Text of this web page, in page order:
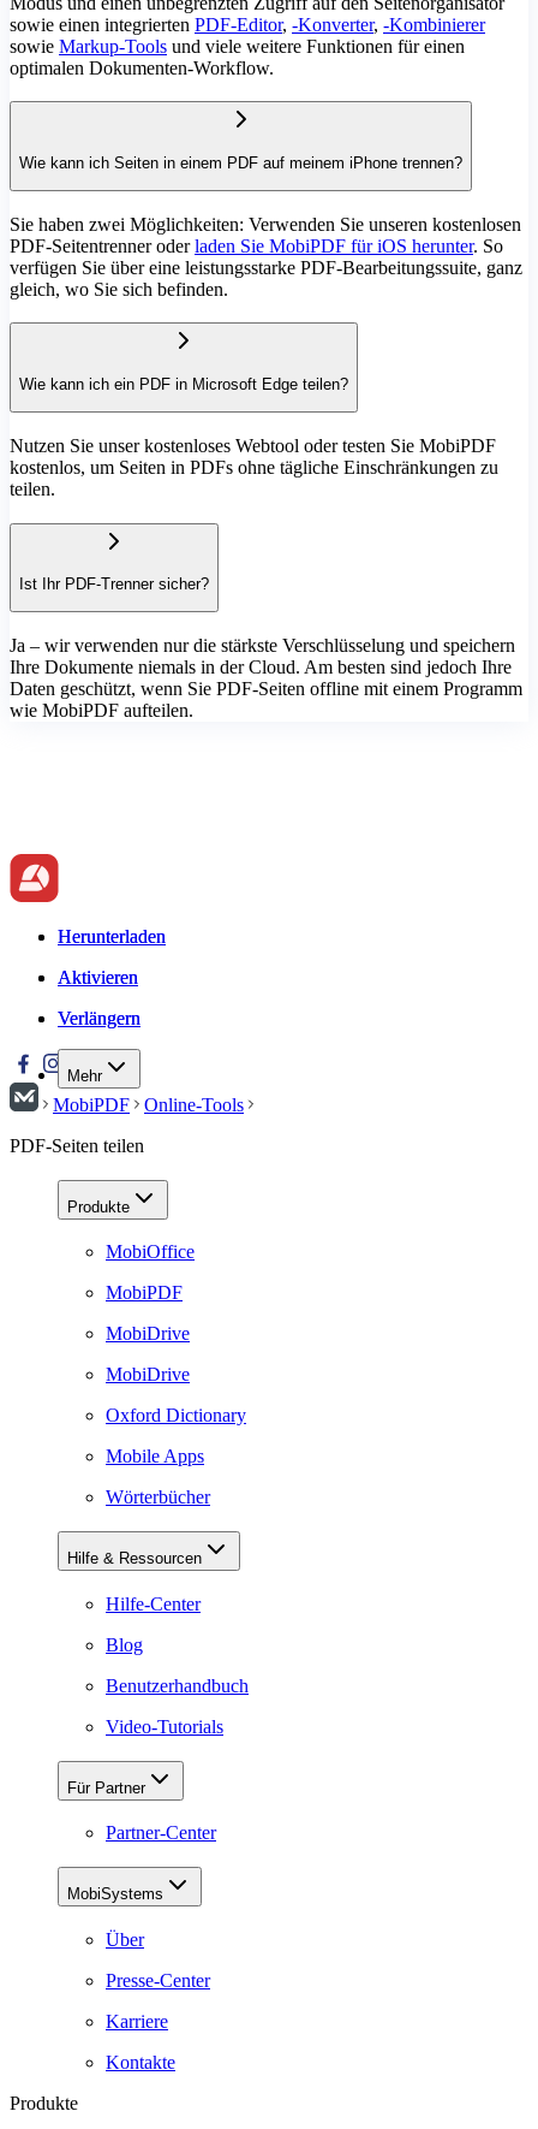
sowie einen integrierten PDF-Editor, -Konverter, -Kombinierer
sowie Markup-Tools und viele weitere Funktionen für einen
optimalen Dokumenten-Workflow.
Wie kann ich Seiten in einem PDF auf meinem iPhone trennen?
Sie haben zwei Möglichkeiten: Verwenden Sie unseren kostenlosen
PDF-Seitentrenner oderladen Sie MobiPDF für iOS herunter. So
verfügen Sie über eine leistungsstarke PDF-Bearbeitungssuite, ganz
gleich, wo Sie sich befinden.
Wie kann ich ein PDF in Microsoft Edge teilen?
Nutzen Sie unser kostenloses Webtool oder testen Sie MobiPDF
kostenlos, um Seiten in PDFs ohne tägliche Einschränkungen zu
teilen.
Ist Ihr PDF-Trenner sicher?
Ja – wir verwenden nur die stärkste Verschlüsselung und speichern
Ihre Dokumente niemals in der Cloud. Am besten sind jedoch Ihre
Daten geschützt, wenn Sie PDF-Seiten offline mit einem Programm
wie MobiPDF aufteilen.
Herunterladen
Aktivieren
Verlängern
Mehr
Herunterladen
Aktivieren
Verlängern
MobiPDF
Online-Tools
PDF-Seiten teilen
Produkte
MobiOffice
MobiPDF
MobiDrive
MobiDrive
Oxford Dictionary
Mobile Apps
Wörterbücher
Hilfe & Ressourcen
Hilfe-Center
Blog
Benutzerhandbuch
Video-Tutorials
Für Partner
Partner-Center
MobiSystems
Über
Presse-Center
Karriere
Kontakte
Produkte